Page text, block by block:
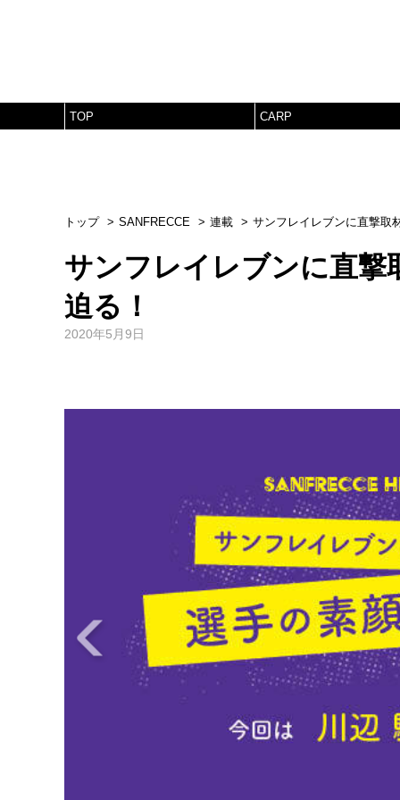
TOP CARP
トップ SANFRECCE 連載 サンフレイレブンに直撃取
サンフレイレブンに直撃
迫る！
2020年5月9日